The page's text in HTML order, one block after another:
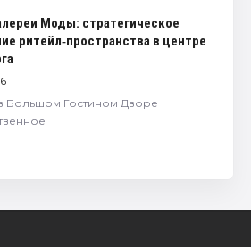
Моды: стратегическое
ритейл‑пространства в центре
Большом Гостином Дворе